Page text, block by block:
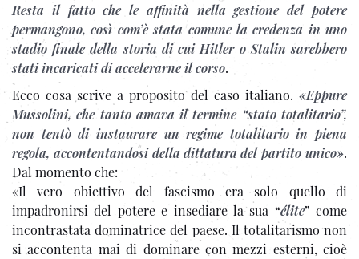
Resta il fatto che le affinità nella gestione del potere
permangono, così com’è stata comune la credenza in uno
stadio finale della storia di cui Hitler o Stalin sarebbero
stati incaricati di accelerarne il corso.
Ecco cosa scrive a proposito del caso italiano. «Eppure
Mussolini, che tanto amava il termine “stato totalitario”,
non tentò di instaurare un regime totalitario in piena
regola, accontentandosi della dittatura del partito unico».
Dal momento che:
«Il vero obiettivo del fascismo era solo quello di
impadronirsi del potere e insediare la sua “élite” come
incontrastata dominatrice del paese. Il totalitarismo non
si accontenta mai di dominare con mezzi esterni, cioè